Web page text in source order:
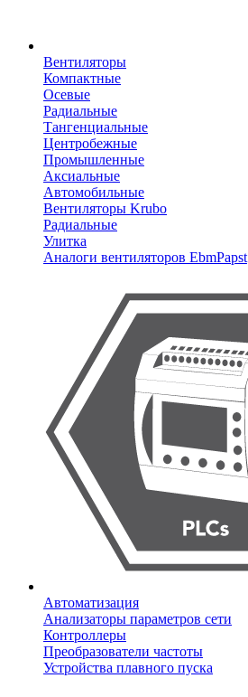
Вентиляторы
Компактные
Осевые
Радиальные
Тангенциальные
Центробежные
Промышленные
Аксиальные
Автомобильные
Вентиляторы Krubo
Радиальные
Улитка
Аналоги вентиляторов EbmPapst
Автоматизация
Анализаторы параметров сети
Контроллеры
Преобразователи частоты
Устройства плавного пуска